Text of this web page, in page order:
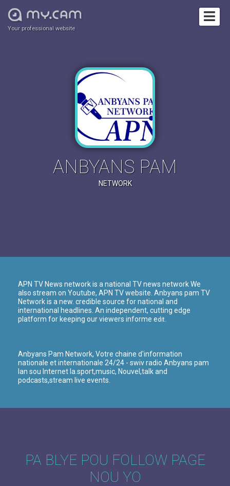
Your professional website
ANBYANS PAM
NETWORK
APN TV News network is a national TV news network We
also stream on Youtube, APN TV website. Anbyans pam TV
Network is a new. credible source for national and
international headlines. An independent, cutting edge
platform for keeping our viewers informe edit.
Anbyans Pam Network, Votre chaine d'information
nationale et internationale 24/24 - swiv radio Anbyans pam
lan sou Internet la.sport,music, Nouvel,talk and
podcasts,stream live events.
PA BLYE POU FOLLOW PAGE
NOU YO